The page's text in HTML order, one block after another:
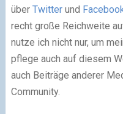
über Twitterund
recht große Reichweite
nutze ich nicht nur, um
pflege auch auf diesem
auch Beiträge anderer
Community.